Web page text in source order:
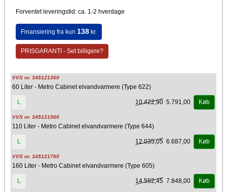
Forventet leveringstid: ca. 1-2 hverdage
Finansiering fra kun 138kr.
PRISGARANTI - Set billigere?
VVS nr. 345121360
60 Liter - Metro Cabinet elvandvarmere (Type 622)
L 10.422,90 5.791,00 Køb
VVS nr. 345121560
110 Liter - Metro Cabinet elvandvarmere (Type 644)
L 12.035,05 6.687,00 Køb
VVS nr. 345121760
160 Liter - Metro Cabinet elvandvarmere (Type 605)
L 14.592,45 7.848,00 Køb